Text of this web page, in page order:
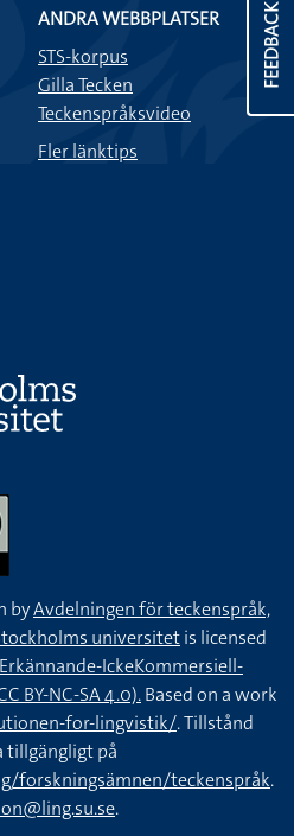
FEEDBACK
ANDRA WEBBPLATSER
STS-korpus
Gilla Tecken
Teckenspråksvideo
Fler länktips
byAvdelningen för teckenspråk,
universitetis licensed
IckeKommersiell-
BY-NC-SA 4.0).Based on a work
for-lingvistik/. Tillstånd
tillgängligt på
forskningsämnen/teckenspråk.
.